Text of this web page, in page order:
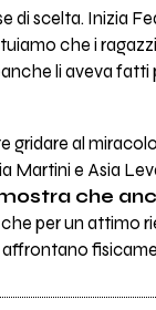
scelta. Inizia
che i
li aveva fatti
al
Martini e Asia
che
per un attimo